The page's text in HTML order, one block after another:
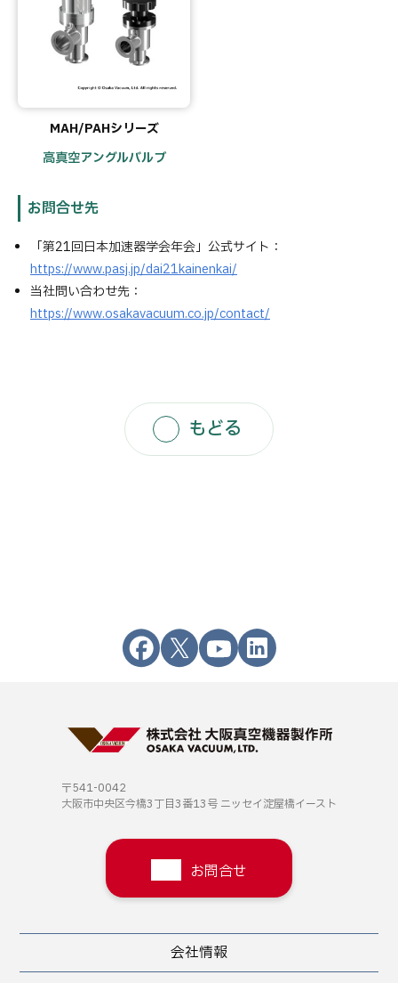
MAH/PAHシリーズ
高真空アングルバルブ
お問合せ先
「第21回日本加速器学会年会」公式サイト：
https://www.pasj.jp/dai21kainenkai/
当社問い合わせ先：
https://www.osakavacuum.co.jp/contact/
もどる
〒541-0042
大阪市中央区今橋3丁目3番13号 ニッセイ淀屋橋イースト
お問合せ
会社情報